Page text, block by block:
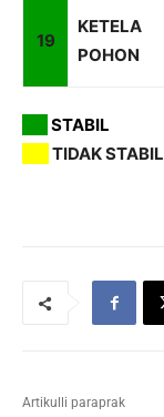
19
KETELA
POHON
STABIL
TIDAK STABIL
Artikulli paraprak